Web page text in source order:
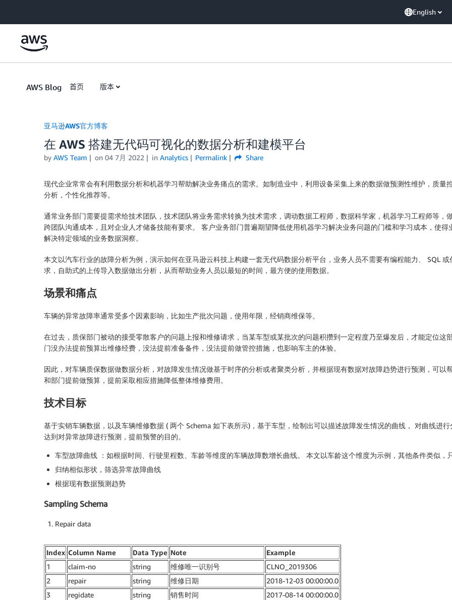
English
AWS Blog 首页 版本
亚马逊AWS官方博客
在 AWS 搭建无代码可视化的数据分析和建模平台
by AWS Team on 04 7月 2022 in Analytics Permalink Share
现代企业常常会有利用数据分析和机器学习帮助解决业务痛点的需求。如制造业中，利用设备采集上来的数据做预测性维护，质
分析，个性化推荐等。
通常业务部门需要提需求给技术团队，技术团队将业务需求转换为技术需求，调动数据工程师，数据科学家，机器学习工程师等，
跨团队沟通成本，且对企业人才储备技能有要求。 客户业务部门普遍期望降低使用机器学习解决业务问题的门槛和学习成本，使
解决特定领域的业务数据洞察。
本文以汽车行业的故障分析为例，演示如何在亚马逊云科技上构建一套无代码数据分析平台，业务人员不需要有编程能力、 SQL
求，自助式的上传导入数据做出分析，从而帮助业务人员以最短的时间，最方便的使用数据。
场景和痛点
车辆的异常故障率通常受多个因素影响，比如生产批次问题，使用年限，经销商维保等。
在过去，质保部门被动的接受零散客户的问题上报和维修请求，当某车型或某批次的问题积攒到一定程度乃至爆发后，才能定位这
门没办法提前预算出维修经费，没法提前准备备件，没法提前做管控措施，也影响车主的体验。
因此，对车辆质保数据做数据分析，对故障发生情况做基于时序的分析或者聚类分析，并根据现有数据对故障趋势进行预测，可
和部门提前做预算，提前采取相应措施降低整体维修费用。
技术目标
基于实销车辆数据，以及车辆维修数据 ( 两个 Schema 如下表所示)，基于车型，绘制出可以描述故障发生情况的曲线， 对曲线进
达到对异常故障进行预测，提前预警的目的。
车型故障曲线 ：如根据时间、行驶里程数、车龄等维度的车辆故障数增长曲线。 本文以车龄这个维度为示例，其他条件类似，
归纳相似形状，筛选异常故障曲线
根据现有数据预测趋势
Sampling Schema
Repair data
Index Column Name Data Type Note
Example
1
claim-no string 维修唯一识别号
CLNO_2019306
2
repair string 维修日期
2018-12-03 00:00:00.0
3
regidate string 销售时间
2017-08-14 00:00:00.0